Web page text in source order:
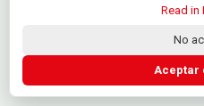
Read in
No
Aceptar